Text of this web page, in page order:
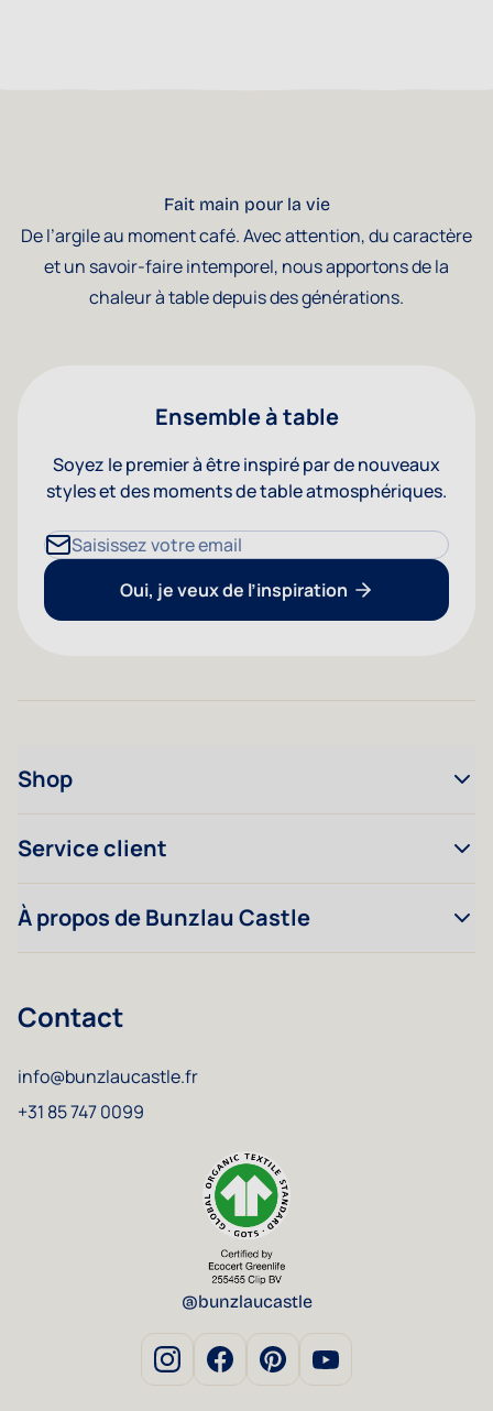
Fait main pour la vie
De l’argile au moment café. Avec attention, du caractère
et un savoir-faire intemporel, nous apportons de la
chaleur à table depuis des générations.
Ensemble à table
Soyez le premier à être inspiré par de nouveaux
styles et des moments de table atmosphériques.
Adresse mail
Oui, je veux de l’inspiration
Shop
Service client
À propos de Bunzlau Castle
Contact
info@bunzlaucastle.fr
+31 85 747 0099
@bunzlaucastle